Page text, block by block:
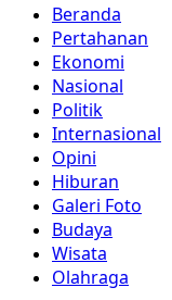
Primary
Menu
Beranda
Pertahanan
Ekonomi
Nasional
Politik
Internasional
Opini
Hiburan
Galeri Foto
Budaya
Wisata
Olahraga